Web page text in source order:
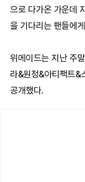
으로 다가온 가운데
을 기다리는 팬들에
위메이드는 지난 주
라&원정&아티팩트&
공개했다.